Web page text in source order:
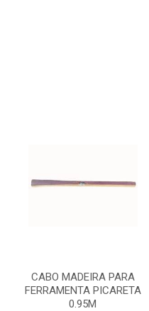
CABO MADEIRA PARA
FERRAMENTA PICARETA
0.95M